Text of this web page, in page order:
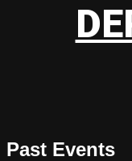
Past Events